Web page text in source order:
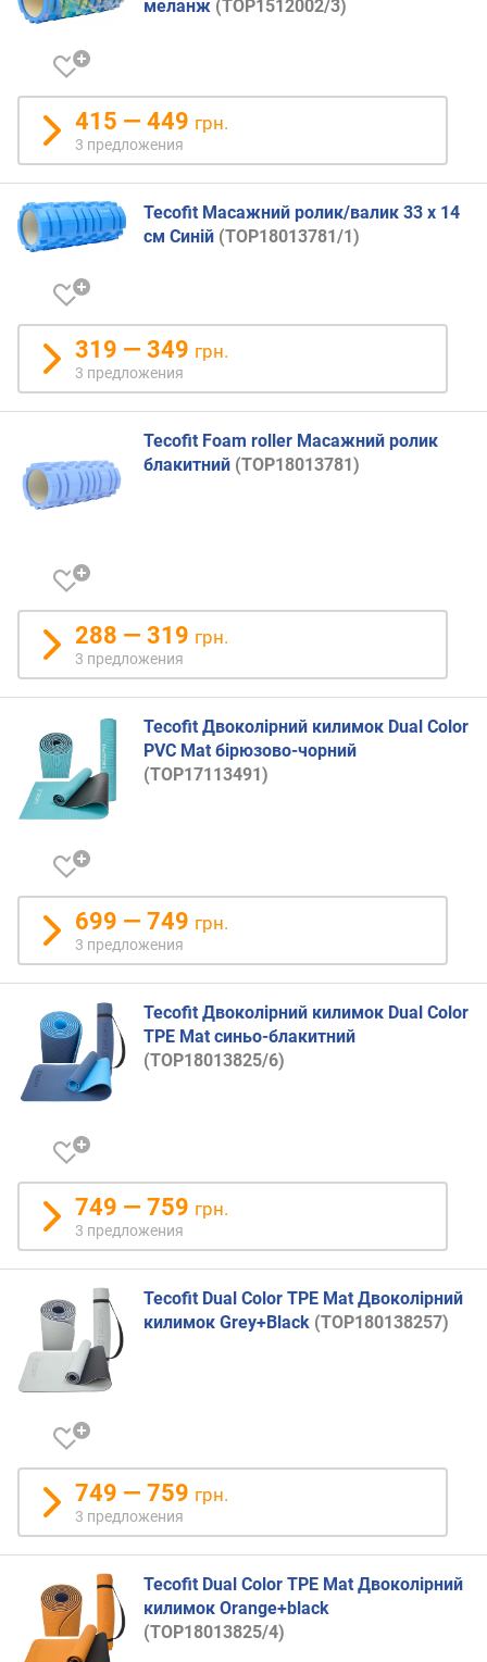
т
(
A
меланж (TOP1512002/3)
415 — 449 грн.
3 предложения
Tecofit Масажний ролик/валик 33 x 14
см Синій (TOP18013781/1)
319 — 349 грн.
3 предложения
Tecofit Foam roller Масажний ролик
блакитний (TOP18013781)
288 — 319 грн.
3 предложения
Tecofit Двоколірний килимок Dual Color
PVC Mat бірюзово-чорний
(TOP17113491)
699 — 749 грн.
3 предложения
Tecofit Двоколірний килимок Dual Color
TPE Mat синьо-блакитний
(TOP18013825/6)
749 — 759 грн.
3 предложения
Tecofit Dual Color TPE Mat Двоколірний
килимок Grey+Black (TOP180138257)
749 — 759 грн.
3 предложения
Tecofit Dual Color TPE Mat Двоколірний
килимок Orange+black
(TOP18013825/4)